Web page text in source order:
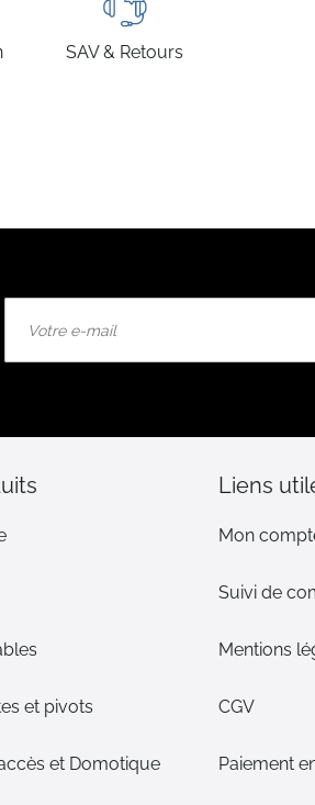
SAV & Retours
notre
:
et pivots
et Domotique
Liens
Mon
Suivi de
Mentions
CGV
Paiement